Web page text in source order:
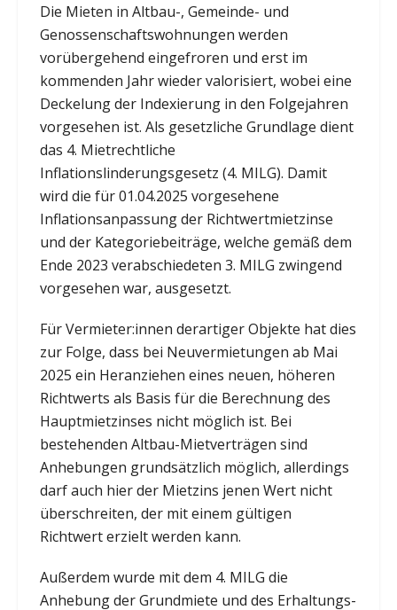
Die Mieten in Altbau-, Gemeinde- und
Genossenschaftswohnungen werden
vorübergehend eingefroren und erst im
kommenden Jahr wieder valorisiert, wobei eine
Deckelung der Indexierung in den Folgejahren
vorgesehen ist. Als gesetzliche Grundlage dient
das 4. Mietrechtliche
Inflationslinderungsgesetz (4. MILG). Damit
wird die für 01.04.2025 vorgesehene
Inflationsanpassung der Richtwertmietzinse
und der Kategoriebeiträge, welche gemäß dem
Ende 2023 verabschiedeten 3. MILG zwingend
vorgesehen war, ausgesetzt.
Für Vermieter:innen derartiger Objekte hat dies
zur Folge, dass bei Neuvermietungen ab Mai
2025 ein Heranziehen eines neuen, höheren
Richtwerts als Basis für die Berechnung des
Hauptmietzinses nicht möglich ist. Bei
bestehenden Altbau-Mietverträgen sind
Anhebungen grundsätzlich möglich, allerdings
darf auch hier der Mietzins jenen Wert nicht
überschreiten, der mit einem gültigen
Richtwert erzielt werden kann.
Außerdem wurde mit dem 4. MILG die
Anhebung der Grundmiete und des Erhaltungs-